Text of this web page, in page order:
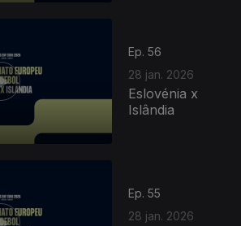
Ep. 56
28 jan. 2026
Eslovénia x
Islândia
Ep. 55
28 jan. 2026